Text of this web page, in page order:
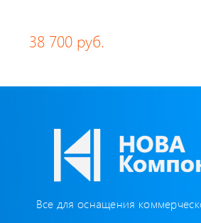
Картриджи для принтеров
Короба для тахографов
Переходники, оси датчиков
Спидометры
38 700 руб.
Все для оснащения